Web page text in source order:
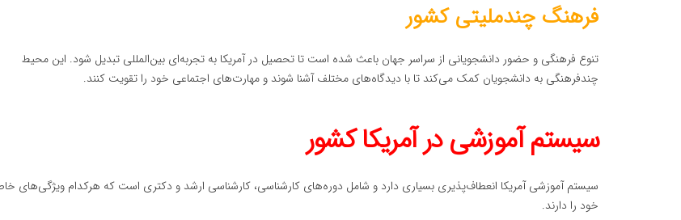
فرهنگ چندملیتی کشور
تنوع فرهنگی و حضور دانشجویانی از سراسر جهان باعث شده است تا تحصیل در آمریکا به تجربه‌ای بین‌المللی تبدیل شود. این محیط
چندفرهنگی به دانشجویان کمک می‌کند تا با دیدگاه‌های مختلف آشنا شوند و مهارت‌های اجتماعی خود را تقویت کنند.
سیستم آموزشی در آمریکا کشور
سیستم آموزشی آمریکا انعطاف‌پذیری بسیاری دارد و شامل دوره‌های کارشناسی، کارشناسی ارشد و دکتری است که هرکدام ویژگی‌های
خود را دارند.